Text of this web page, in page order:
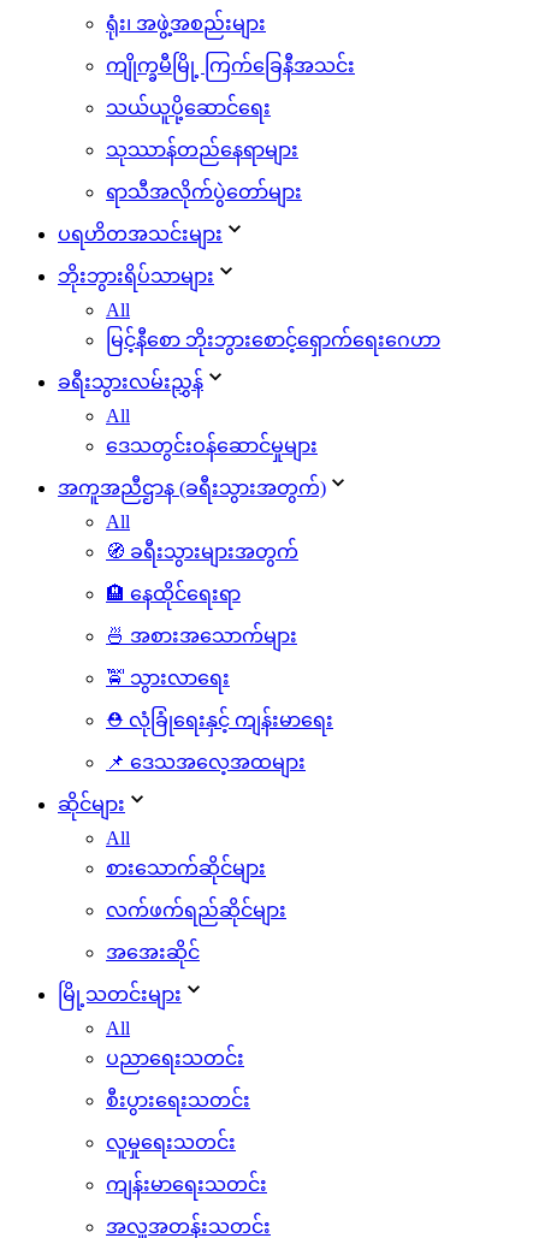
ရုံး၊ အဖွဲ့အစည်းများ
ကျိုက္ခမီမြို့ ကြက်ခြေနီအသင်း
သယ်ယူပို့ဆောင်ရေး
သုဿာန်တည်နေရာများ
ရာသီအလိုက်ပွဲတော်များ
ပရဟိတအသင်းများ
ဘိုးဘွားရိပ်သာများ
All
မြင့်နီစော ဘိုးဘွားစောင့်ရှောက်ရေးဂေဟာ
ခရီးသွားလမ်းညွှန်
All
ဒေသတွင်းဝန်ဆောင်မှုများ
အကူအညီဌာန (ခရီးသွားအတွက်)
All
🧭 ခရီးသွားများအတွက်
🏨 နေထိုင်ရေးရာ
🍜 အစားအသောက်များ
🚖 သွားလာရေး
⛑️ လုံခြုံရေးနှင့် ကျန်းမာရေး
📌 ဒေသအလေ့အထများ
ဆိုင်များ
All
စားသောက်ဆိုင်များ
လက်ဖက်ရည်ဆိုင်များ
အအေးဆိုင်
မြို့သတင်းများ
All
ပညာရေးသတင်း
စီးပွားရေးသတင်း
လူမှုရေးသတင်း
ကျန်းမာရေးသတင်း
အလှူအတန်းသတင်း